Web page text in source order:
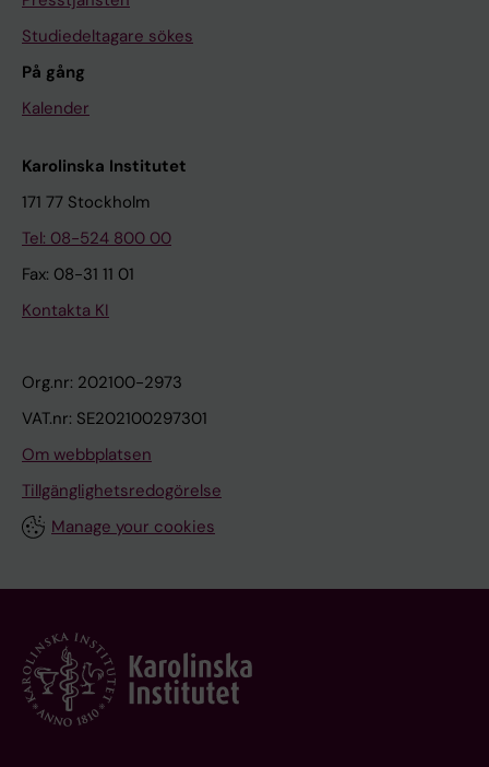
Studiedeltagare sökes
På gång
Kalender
Karolinska Institutet
171 77 Stockholm
Tel: 08-524 800 00
Fax: 08-31 11 01
Kontakta KI
Org.nr: 202100-2973
VAT.nr: SE202100297301
Om webbplatsen
Tillgänglighetsredogörelse
Manage your cookies